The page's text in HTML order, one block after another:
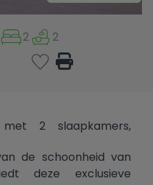
2 2
2 slaapkamers,
de schoonheid van
deze exclusieve